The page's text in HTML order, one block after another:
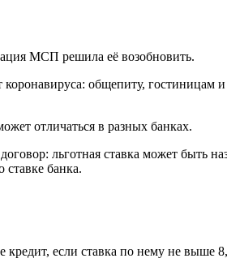
МСП решила её возобновить.
общепиту, гостиницам
отличаться в разных банках.
льготная ставка может быть
ставке банка.
если ставка по нему не выше